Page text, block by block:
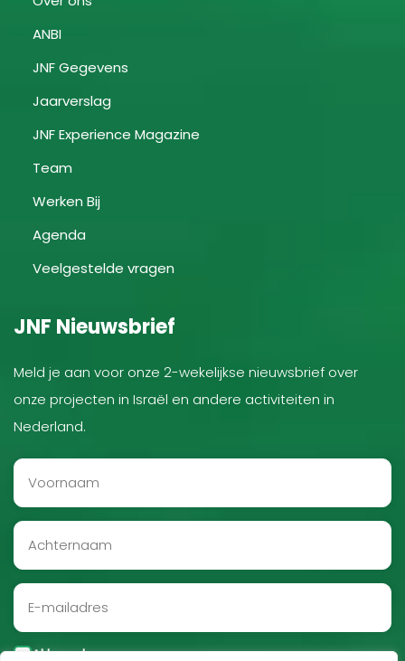
ANBI
JNF Gegevens
Jaarverslag
JNF Experience Magazine
Team
Werken Bij
Agenda
Veelgestelde vragen
JNF Nieuwsbrief
Meld je aan voor onze 2-wekelijkse nieuwsbrief over
onze projecten in Israël en andere activiteiten in
Nederland.
Akkoord